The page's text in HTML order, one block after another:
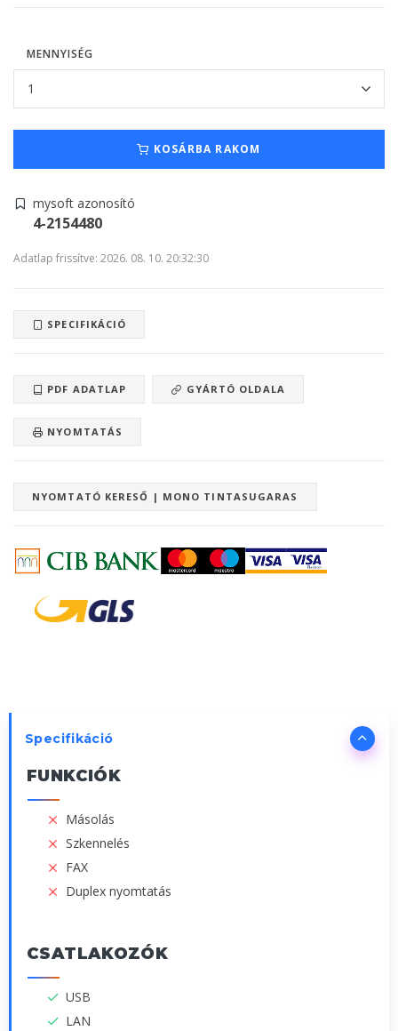
MENNYISÉG
KOSÁRBA RAKOM
mysoft azonosító
4-2154480
Adatlap frissítve: 2026. 08. 10. 20:32:30
SPECIFIKÁCIÓ
PDF ADATLAP GYÁRTÓ OLDALA
NYOMTATÁS
NYOMTATÓ KERESŐ | MONO TINTASUGARAS
Specifikáció
FUNKCIÓK
Másolás
Szkennelés
FAX
Duplex nyomtatás
CSATLAKOZÓK
USB
LAN